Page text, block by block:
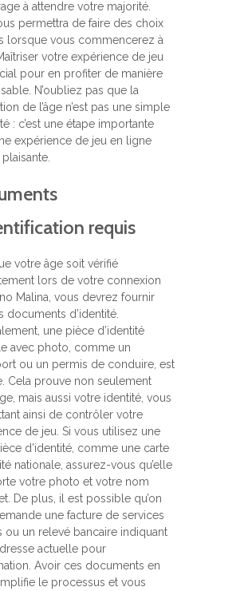
à attendre votre majorité.
permettra de faire des choix
lorsque vous commencerez à
votre expérience de jeu
pour en profiter de manière
N’oubliez pas que la
de l’âge n’est pas une simple
: c’est une étape importante
expérience de jeu en ligne
requis
votre âge soit vérifié
lors de votre connexion
Malina, vous devrez fournir
documents d’identité.
une pièce d’identité
avec photo, comme un
ou un permis de conduire, est
Cela prouve non seulement
mais aussi votre identité, vous
ainsi de contrôler votre
de jeu. Si vous utilisez une
d’identité, comme une carte
nationale, assurez-vous qu’elle
votre photo et votre nom
De plus, il est possible qu’on
une facture de services
ou un relevé bancaire indiquant
actuelle pour
Avoir ces documents en
le processus et vous